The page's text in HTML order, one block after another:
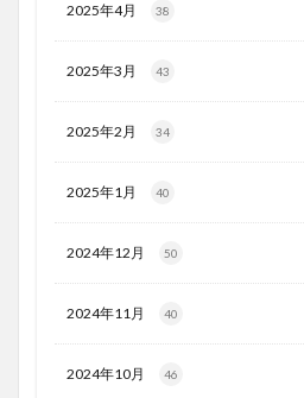
2025年4月 38
2025年3月 43
2025年2月 34
2025年1月 40
2024年12月 50
2024年11月 40
2024年10月 46